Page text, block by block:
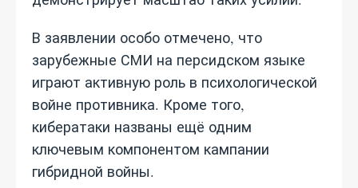
В заявлении особо отмечено, что
зарубежные СМИ на персидском языке
играют активную роль в психологической
войне противника. Кроме того,
кибератаки названы ещё одним
ключевым компонентом кампании
гибридной войны.